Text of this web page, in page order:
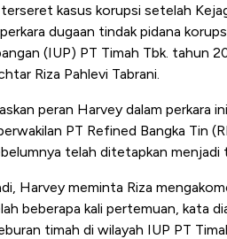
kasus korupsi setelah
dugaan tindak pidana
(IUP) PT Timah Tbk. tahun
Riza Pahlevi Tabrani.
peran Harvey dalam perkara
PT Refined Bangka Tin
telah ditetapkan
Harvey meminta Riza
beberapa kali pertemuan, kata
timah di wilayah IUP PT